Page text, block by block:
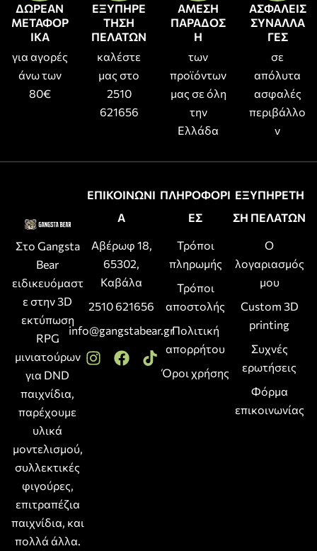
ΔΩΡΕΑΝ
ΜΕΤΑΦΟΡ
ΙΚΑ
για αγορές
άνω των
80€
ΕΞΥΠΗΡΕ
ΤΗΣΗ
ΠΕΛΑΤΩΝ
καλέστε
μας στο
2510
621656
ΑΜΕΣΗ
ΠΑΡΑΔΟΣ
Η
των
προϊόντων
μας σε όλη
την
Ελλάδα
ΑΣΦΑΛΕΙΣ
ΣΥΝΑΛΛΑ
ΓΕΣ
σε
απόλυτα
ασφαλές
περιβάλλο
ν
Στο Gangsta
Bear
ειδικευόμαστ
ε στην 3D
εκτύπωση
RPG
μινιατούρων
για DND
παιχνίδια,
παρέχουμε
υλικά
μοντελισμού,
συλλεκτικές
φιγούρες,
επιτραπέζια
παιχνίδια, και
πολλά άλλα.
ΕΠΙΚΟΙΝΩΝΙ
Α
Αβέρωφ 18,
65302,
Καβάλα
2510 621656
info@gangstabear.gr
ΠΛΗΡΟΦΟΡΙ
ΕΣ
Τρόποι
πληρωμής
Τρόποι
αποστολής
Πολιτική
απορρήτου
Όροι χρήσης
ΕΞΥΠΗΡΕΤΗ
ΣΗ ΠΕΛΑΤΩΝ
Ο
λογαριασμός
μου
Custom 3D
printing
Συχνές
ερωτήσεις
Φόρμα
επικοινωνίας